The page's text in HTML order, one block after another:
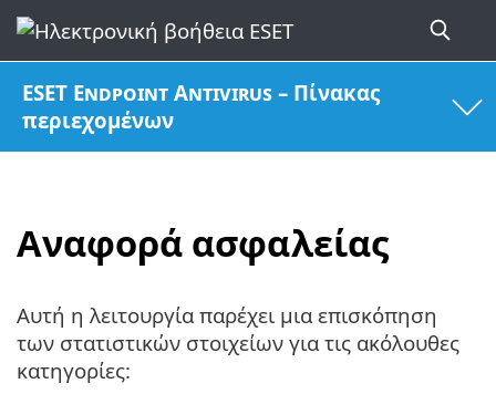
ESET Endpoint Antivirus – Πίνακας
περιεχομένων
Αναφορά ασφαλείας
Αυτή η λειτουργία παρέχει μια επισκόπηση
των στατιστικών στοιχείων για τις ακόλουθες
κατηγορίες: